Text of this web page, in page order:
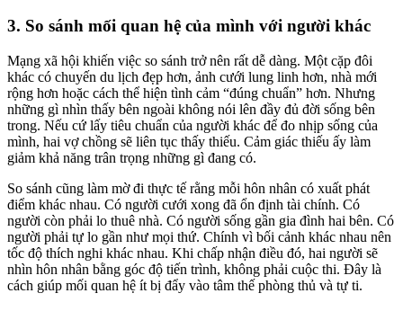
3. So sánh mối quan hệ của mình với người khác
Mạng xã hội khiến việc so sánh trở nên rất dễ dàng. Một cặp đôi
khác có chuyến du lịch đẹp hơn, ảnh cưới lung linh hơn, nhà mới
rộng hơn hoặc cách thể hiện tình cảm “đúng chuẩn” hơn. Nhưng
những gì nhìn thấy bên ngoài không nói lên đầy đủ đời sống bên
trong. Nếu cứ lấy tiêu chuẩn của người khác để đo nhịp sống của
mình, hai vợ chồng sẽ liên tục thấy thiếu. Cảm giác thiếu ấy làm
giảm khả năng trân trọng những gì đang có.
So sánh cũng làm mờ đi thực tế rằng mỗi hôn nhân có xuất phát
điểm khác nhau. Có người cưới xong đã ổn định tài chính. Có
người còn phải lo thuê nhà. Có người sống gần gia đình hai bên. Có
người phải tự lo gần như mọi thứ. Chính vì bối cảnh khác nhau nên
tốc độ thích nghi khác nhau. Khi chấp nhận điều đó, hai người sẽ
nhìn hôn nhân bằng góc độ tiến trình, không phải cuộc thi. Đây là
cách giúp mối quan hệ ít bị đẩy vào tâm thế phòng thủ và tự ti.